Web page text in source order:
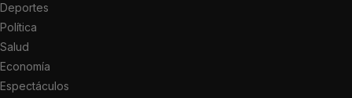
Deportes
Política
Salud
Economía
Espectáculos